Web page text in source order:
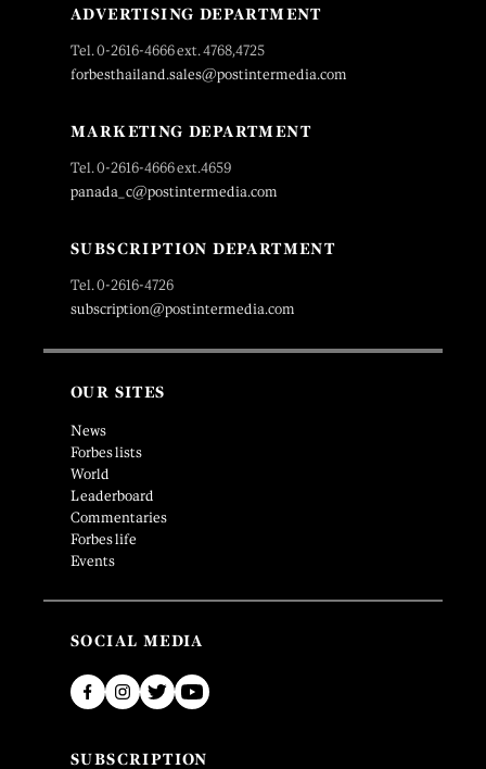
ADVERTISING DEPARTMENT
Tel. 0-2616-4666 ext. 4768,4725
forbesthailand.sales@postintermedia.com
MARKETING DEPARTMENT
Tel. 0-2616-4666 ext.4659
panada_c@postintermedia.com
SUBSCRIPTION DEPARTMENT
Tel. 0-2616-4726
subscription@postintermedia.com
OUR SITES
News
Forbes lists
World
Leaderboard
Commentaries
Forbes life
Events
SOCIAL MEDIA
SUBSCRIPTION